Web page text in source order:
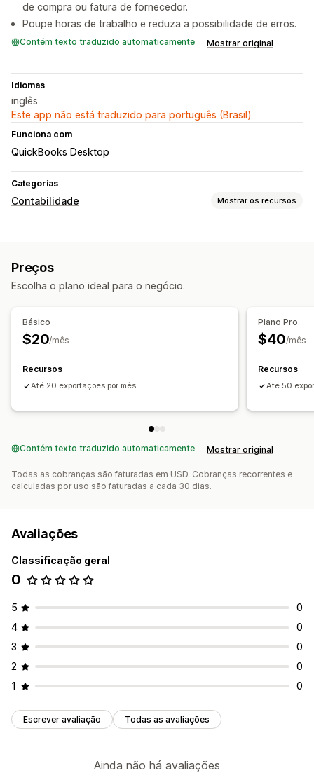
de compra ou fatura de fornecedor.
Poupe horas de trabalho e reduza a possibilidade de erros.
Contém texto traduzido automaticamente Mostrar original
Idiomas
inglês
Este app não está traduzido para português (Brasil)
Funciona com
QuickBooks Desktop
Categorias
Contabilidade Mostrar os recursos
Operações financeiras
Sincronização de dados automática
Transações
Preços
Escolha o plano ideal para o negócio.
Básico
$20/mês
Recursos
Até 20 exportações por mês.
Plano Pro
$40/mês
Recursos
Até 50
Contém texto traduzido automaticamente Mostrar original
Todas as cobranças são faturadas em USD. Cobranças recorrentes e
calculadas por uso são faturadas a cada 30 dias.
Avaliações
Classificação geral
0
5
0
4
0
3
0
2
0
1
0
Escrever avaliação Todas as avaliações
Ainda não há avaliações